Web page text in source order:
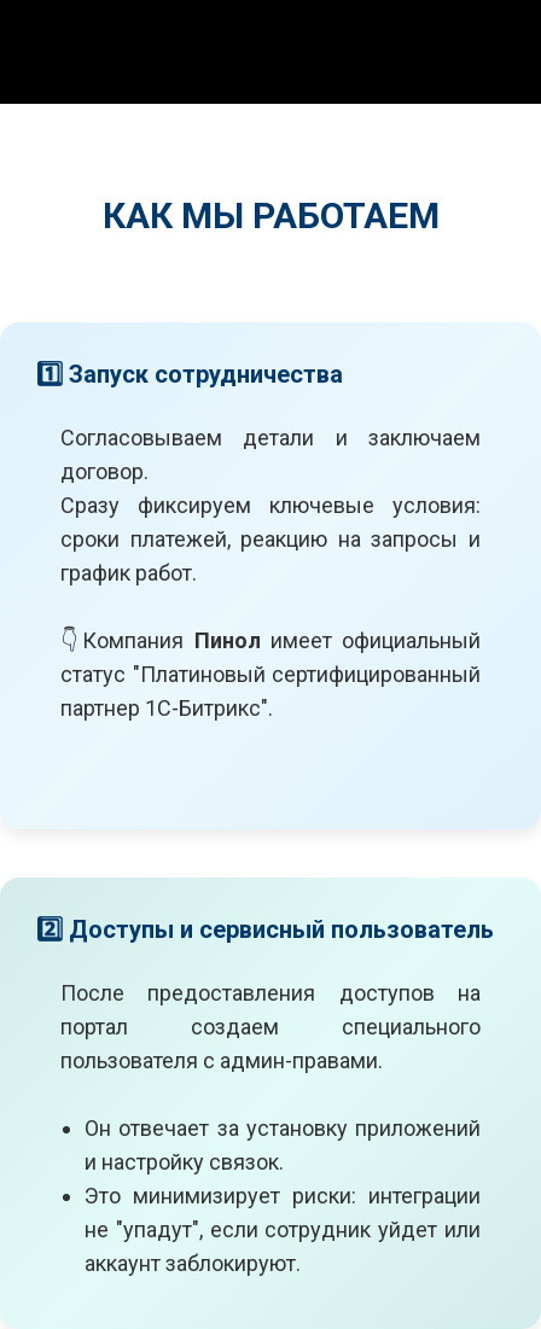
КАК МЫ РАБОТАЕМ
1️⃣ Запуск сотрудничества
Согласовываем детали и заключаем
договор.
Сразу фиксируем ключевые условия:
сроки платежей, реакцию на запросы и
график работ.
👇Компания Пинол имеет официальный
статус "Платиновый сертифицированный
партнер 1С-Битрикс".
2️⃣ Доступы и сервисный пользователь
После предоставления доступов на
портал создаем специального
пользователя с админ-правами.
Он отвечает за установку приложений
и настройку связок.
Это минимизирует риски: интеграции
не "упадут", если сотрудник уйдет или
аккаунт заблокируют.